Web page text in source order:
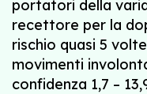
portatori della
recettore per la
rischio quasi 5
movimenti
confidenza 1,7 –